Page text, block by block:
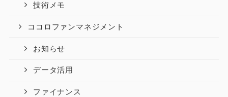
技術メモ
ココロファンマネジメント
お知らせ
データ活用
ファイナンス